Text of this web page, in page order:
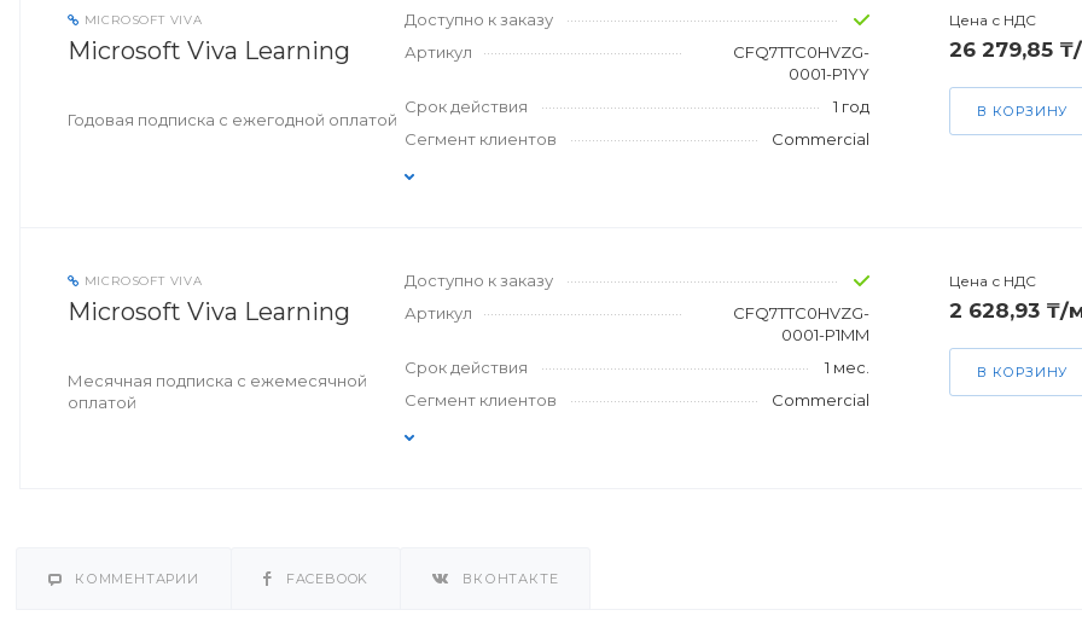
MICROSOFT VIVA
Microsoft Viva Learning
Годовая подписка с ежегодной оплатой
Доступно к заказу
Артикул
CFQ7TTC0HVZG-
0001-P1YY
Срок действия
1 год
Сегмент клиентов
Commercial
Цена с НДС
26 279,85
В КОРЗИНУ
MICROSOFT VIVA
Microsoft Viva Learning
Месячная подписка с ежемесячной
оплатой
Доступно к заказу
Артикул
CFQ7TTC0HVZG-
0001-P1MM
Срок действия
1 мес.
Сегмент клиентов
Commercial
Цена с НДС
2 628,93 ₸/
В КОРЗИНУ
КОММЕНТАРИИ FACEBOOK ВКОНТАКТЕ